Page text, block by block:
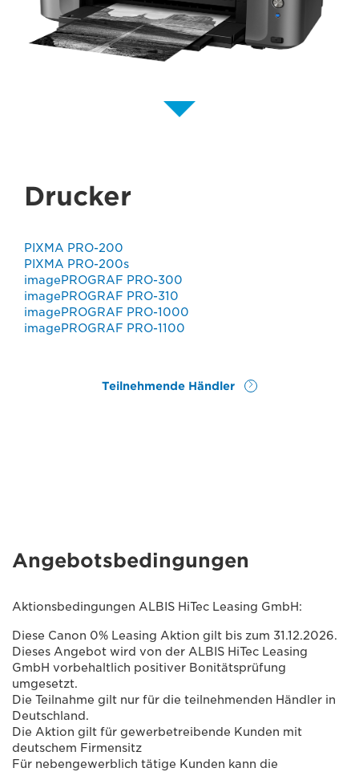
Drucker
PIXMA PRO-200
PIXMA PRO-200s
imagePROGRAF PRO-300
imagePROGRAF PRO-310
imagePROGRAF PRO-1000
imagePROGRAF PRO-1100
Teilnehmende Händler
Angebotsbedingungen
Aktionsbedingungen ALBIS HiTec Leasing GmbH:
Diese Canon 0% Leasing Aktion gilt bis zum 31.12.2026.
Dieses Angebot wird von der ALBIS HiTec Leasing
GmbH vorbehaltlich positiver Bonitätsprüfung
umgesetzt.
Die Teilnahme gilt nur für die teilnehmenden Händler in
Deutschland.
Die Aktion gilt für gewerbetreibende Kunden mit
deutschem Firmensitz
Für nebengewerblich tätige Kunden kann die